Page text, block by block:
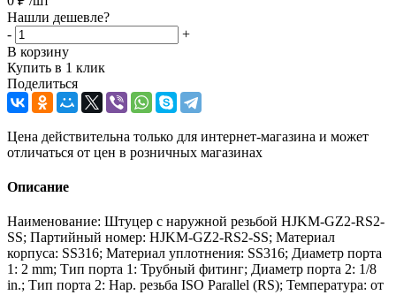
Нашли дешевле?
-
+
В корзину
Купить в 1 клик
Поделиться
Цена действительна только для интернет-магазина и может
отличаться от цен в розничных магазинах
Описание
Наименование: Штуцер с наружной резьбой HJKM-GZ2-RS2-
SS; Партийный номер: HJKM-GZ2-RS2-SS; Материал
корпуса: SS316; Материал уплотнения: SS316; Диаметр порта
1: 2 mm; Тип порта 1: Трубный фитинг; Диаметр порта 2: 1/8
in.; Тип порта 2: Нар. резьба ISO Parallel (RS); Температура: от